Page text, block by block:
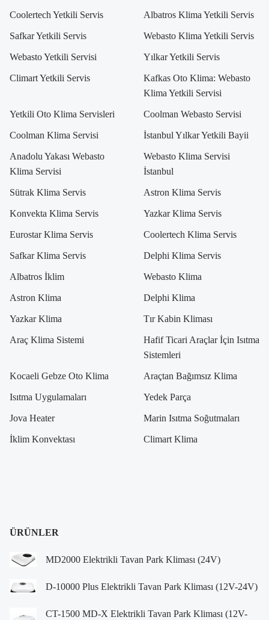
Coolertech Yetkili Servis Albatros Klima Yetkili Servis
Safkar Yetkili Servis Webasto Klima Yetkili Servis
Webasto Yetkili Servisi Yılkar Yetkili Servis
Climart Yetkili Servis
Kafkas Oto Klima: Webasto
Klima Yetkili Servisi
Yetkili Oto Klima Servisleri Coolman Webasto Servisi
Coolman Klima Servisi İstanbul Yılkar Yetkili Bayii
Anadolu Yakası Webasto
Klima Servisi
Webasto Klima Servisi
İstanbul
Sütrak Klima Servis Astron Klima Servis
Konvekta Klima Servis Yazkar Klima Servis
Eurostar Klima Servis Coolertech Klima Servis
Safkar Klima Servis Delphi Klima Servis
Albatros İklim Webasto Klima
Astron Klima Delphi Klima
Yazkar Klima Tır Kabin Kliması
Araç Klima Sistemi
Hafif Ticari Araçlar İçin Isıtma
Sistemleri
Kocaeli Gebze Oto Klima Araçtan Bağımsız Klima
Isıtma Uygulamaları Yedek Parça
Jova Heater Marin Isıtma Soğutmaları
İklim Konvektası Climart Klima
ÜRÜNLER
MD2000 Elektrikli Tavan Park Kliması (24V)
D-10000 Plus Elektrikli Tavan Park Kliması (12V-24V)
CT-1500 MD-X Elektrikli Tavan Park Kliması (12V-